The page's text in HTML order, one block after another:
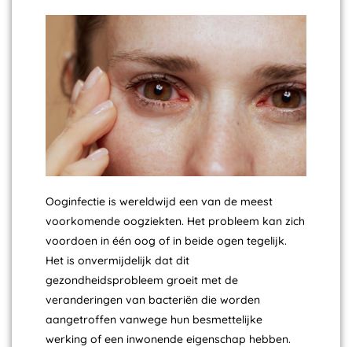
Ooginfectie is wereldwijd een van de meest
voorkomende oogziekten. Het probleem kan zich
voordoen in één oog of in beide ogen tegelijk.
Het is onvermijdelijk dat dit
gezondheidsprobleem groeit met de
veranderingen van bacteriën die worden
aangetroffen vanwege hun besmettelijke
werking of een inwonende eigenschap hebben.